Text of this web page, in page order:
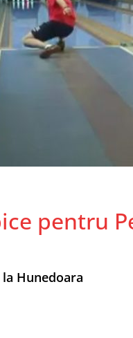
pentru
Hunedoara